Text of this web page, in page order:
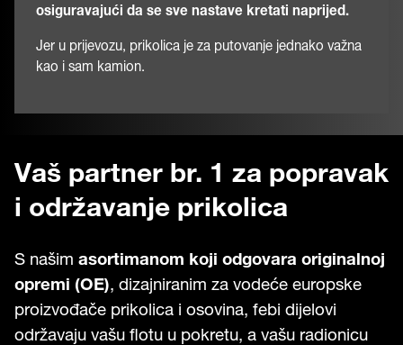
osiguravajući da se sve nastave kretati naprijed.
Jer u prijevozu, prikolica je za putovanje jednako važna
kao i sam kamion.
Vaš partner br. 1 za popravak
i održavanje prikolica
S našim asortimanom koji odgovara originalnoj
opremi (OE), dizajniranim za vodeće europske
proizvođače prikolica i osovina, febi dijelovi
održavaju vašu flotu u pokretu, a vašu radionicu